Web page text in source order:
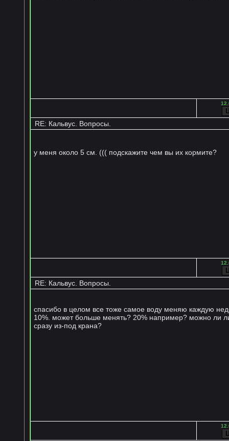
RE: Кальвус. Вопросы.
у меня около 5 см. ((( подскажите чем вы их кормите?
RE: Кальвус. Вопросы.
спасибо в целом все тоже самое воду меняю каждую
10%. может больше менять? 20% например? можно ли
сразу из-под крана?